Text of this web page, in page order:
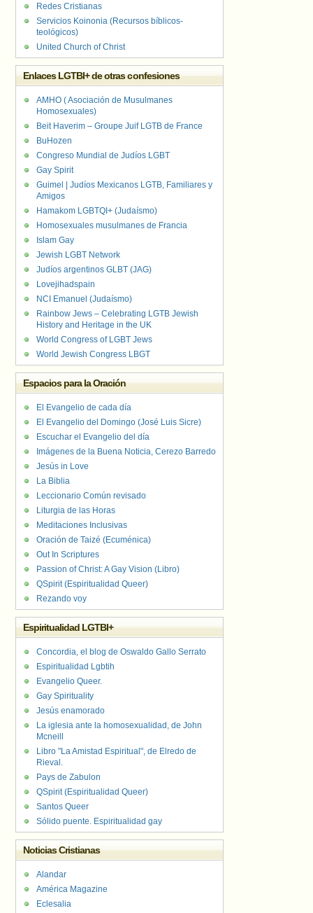
Redes Cristianas
Servicios Koinonia (Recursos bíblicos-
teológicos)
United Church of Christ
Enlaces LGTBI+ de otras confesiones
AMHO ( Asociación de Musulmanes
Homosexuales)
Beit Haverim – Groupe Juif LGTB de France
BuHozen
Congreso Mundial de Judíos LGBT
Gay Spirit
Guimel | Judíos Mexicanos LGTB, Familiares y
Amigos
Hamakom LGBTQI+ (Judaísmo)
Homosexuales musulmanes de Francia
Islam Gay
Jewish LGBT Network
Judíos argentinos GLBT (JAG)
Lovejihadspain
NCI Emanuel (Judaísmo)
Rainbow Jews – Celebrating LGTB Jewish
History and Heritage in the UK
World Congress of LGBT Jews
World Jewish Congress LBGT
Espacios para la Oración
El Evangelio de cada día
El Evangelio del Domingo (José Luis Sicre)
Escuchar el Evangelio del día
Imágenes de la Buena Noticia, Cerezo Barredo
Jesús in Love
La Biblia
Leccionario Común revisado
Liturgia de las Horas
Meditaciones Inclusivas
Oración de Taizé (Ecuménica)
Out In Scriptures
Passion of Christ: A Gay Vision (Libro)
QSpirit (Espiritualidad Queer)
Rezando voy
Espiritualidad LGTBI+
Concordia, el blog de Oswaldo Gallo Serrato
Espiritualidad Lgbtih
Evangelio Queer.
Gay Spirituality
Jesús enamorado
La iglesia ante la homosexualidad, de John
Mcneill
Libro "La Amistad Espiritual", de Elredo de
Rieval.
Pays de Zabulon
QSpirit (Espiritualidad Queer)
Santos Queer
Sólido puente. Espiritualidad gay
Noticias Cristianas
Alandar
América Magazine
Eclesalia